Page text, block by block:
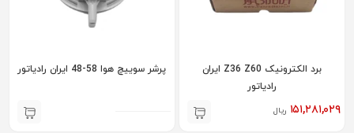
برد الکترونیک Z36 Z60 ایران
رادیاتور
۱۵۱,۲۸۱,۰۲۹ ریال
پرشر سوییچ هوا 58-48 ایران رادیاتور